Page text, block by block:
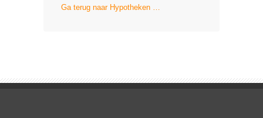
Ga terug naar Hypotheken …